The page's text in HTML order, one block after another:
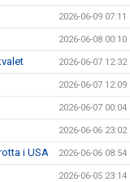
2026-06-09 07:11
2026-06-08 00:10
2026-06-07 12:32
2026-06-07 12:09
2026-06-07 00:04
2026-06-06 23:02
i USA 2026-06-06 08:54
2026-06-05 23:14